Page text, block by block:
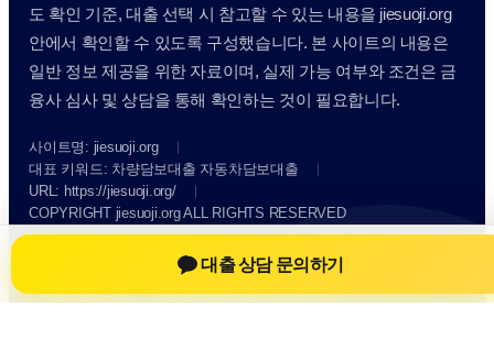
도 확인 기준, 대출 선택 시 참고할 수 있는 내용을 jiesuoji.org
안에서 확인할 수 있도록 구성했습니다. 본 사이트의 내용은
일반 정보 제공을 위한 자료이며, 실제 가능 여부와 조건은 금
융사 심사 및 상담을 통해 확인하는 것이 필요합니다.
사이트명: jiesuoji.org
대표 키워드: 차량담보대출 자동차담보대출
URL: https://jiesuoji.org/
COPYRIGHT jiesuoji.org ALL RIGHTS RESERVED
차량담보대출 자동차담보대출
차량담보대출 자동차담보대출 정보
자동차담보대출
차량담보대출 상담 전 확인사항
대출 상담 문의하기